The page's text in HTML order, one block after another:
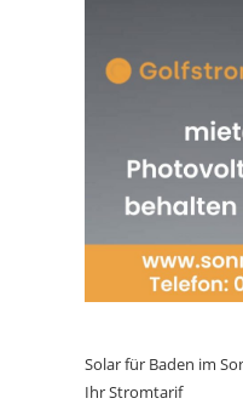
Solar für Baden im
Ihr Stromtarif